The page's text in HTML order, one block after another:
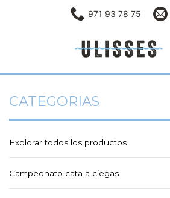
971 93 78 75
CATEGORIAS
Explorar todos los productos
Campeonato cata a ciegas